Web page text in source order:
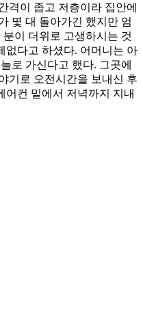
격이 좁고 저층이라 집안에
몇 대 돌아가긴 했지만 엄
이 더위로 고생하시는 것
없다고 하셨다. 어머니는 아
로 가신다고 했다. 그곳에
기로 오전시간을 보내신 후
어컨 밑에서 저녁까지 지내